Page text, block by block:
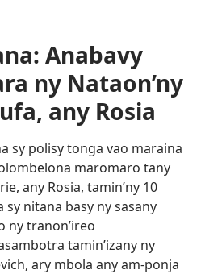
Anabavy
ny Nataon’ny
any Rosia
sy polisy tonga vao maraina
maromaro tany
any Rosia, tamin’ny 10
sy nitana basy ny sasany
ny tranon’ireo
tamin’izany ny
ary mbola any am-ponja